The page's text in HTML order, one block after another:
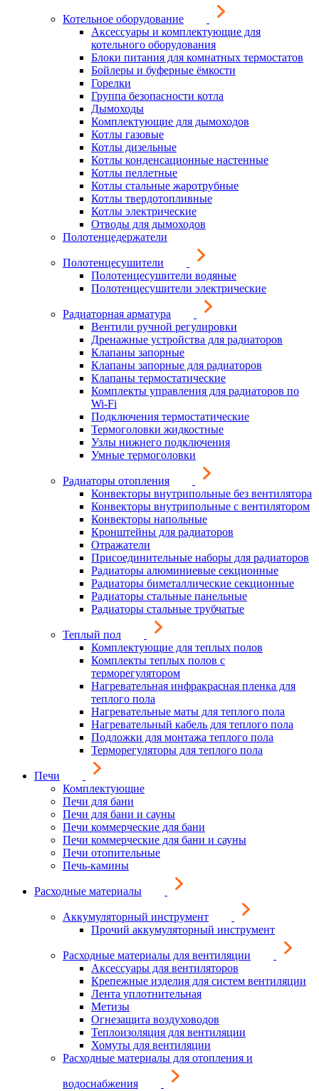
Котельное оборудование
Аксессуары и комплектующие для
котельного оборудования
Блоки питания для комнатных термостатов
Бойлеры и буферные ёмкости
Горелки
Группа безопасности котла
Дымоходы
Комплектующие для дымоходов
Котлы газовые
Котлы дизельные
Котлы конденсационные настенные
Котлы пеллетные
Котлы стальные жаротрубные
Котлы твердотопливные
Котлы электрические
Отводы для дымоходов
Полотенцедержатели
Полотенцесушители
Полотенцесушители водяные
Полотенцесушители электрические
Радиаторная арматура
Вентили ручной регулировки
Дренажные устройства для радиаторов
Клапаны запорные
Клапаны запорные для радиаторов
Клапаны термостатические
Комплекты управления для радиаторов по
Wi-Fi
Подключения термостатические
Термоголовки жидкостные
Узлы нижнего подключения
Умные термоголовки
Радиаторы отопления
Конвекторы внутрипольные без вентилятора
Конвекторы внутрипольные с вентилятором
Конвекторы напольные
Кронштейны для радиаторов
Отражатели
Присоединительные наборы для радиаторов
Радиаторы алюминиевые секционные
Радиаторы биметаллические секционные
Радиаторы стальные панельные
Радиаторы стальные трубчатые
Теплый пол
Комплектующие для теплых полов
Комплекты теплых полов с
терморегулятором
Нагревательная инфракрасная пленка для
теплого пола
Нагревательные маты для теплого пола
Нагревательный кабель для теплого пола
Подложки для монтажа теплого пола
Терморегуляторы для теплого пола
Печи
Комплектующие
Печи для бани
Печи для бани и сауны
Печи коммерческие для бани
Печи коммерческие для бани и сауны
Печи отопительные
Печь-камины
Расходные материалы
Аккумуляторный инструмент
Прочий аккумуляторный инструмент
Расходные материалы для вентиляции
Аксессуары для вентиляторов
Крепежные изделия для систем вентиляции
Лента уплотнительная
Метизы
Огнезащита воздуховодов
Теплоизоляция для вентиляции
Хомуты для вентиляции
Расходные материалы для отопления и
водоснабжения